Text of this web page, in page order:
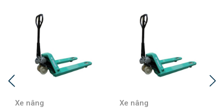
Xe nâng Xe nâng